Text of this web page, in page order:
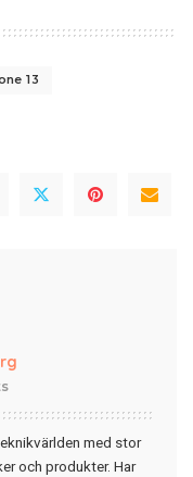
13
med stor
och produkter. Har